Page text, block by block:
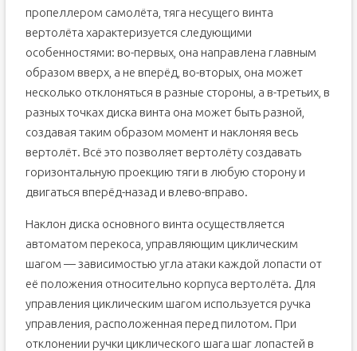
пропеллером самолёта, тяга несущего винта
вертолёта характеризуется следующими
особенностями: во-первых, она направлена главным
образом вверх, а не вперёд, во-вторых, она может
несколько отклоняться в разные стороны, а в-третьих, в
разных точках диска винта она может быть разной,
создавая таким образом момент и наклоняя весь
вертолёт. Всё это позволяет вертолёту создавать
горизонтальную проекцию тяги в любую сторону и
двигаться вперёд-назад и влево-вправо.
Наклон диска основного винта осуществляется
автоматом перекоса, управляющим циклическим
шагом — зависимостью угла атаки каждой лопасти от
её положения относительно корпуса вертолёта. Для
управления циклическим шагом используется ручка
управления, расположенная перед пилотом. При
отклонении ручки циклического шага шаг лопастей в